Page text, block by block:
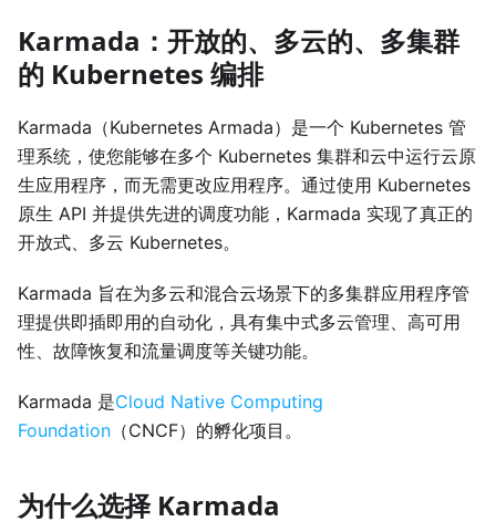
Karmada：开放的、多云的、多集群
的 Kubernetes 编排
Karmada（Kubernetes Armada）是一个 Kubernetes 管
理系统，使您能够在多个 Kubernetes 集群和云中运行云原
生应用程序，而无需更改应用程序。通过使用 Kubernetes
原生 API 并提供先进的调度功能，Karmada 实现了真正的
开放式、多云 Kubernetes。
Karmada 旨在为多云和混合云场景下的多集群应用程序管
理提供即插即用的自动化，具有集中式多云管理、高可用
性、故障恢复和流量调度等关键功能。
Karmada 是Cloud Native Computing
Foundation （CNCF）的孵化项目。
为什么选择 Karmada